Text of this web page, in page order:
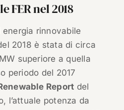
FER nel 2018
rinnovabile
2018 è stata di circa
superiore a quella
periodo del 2017
Report del
l’attuale potenza da